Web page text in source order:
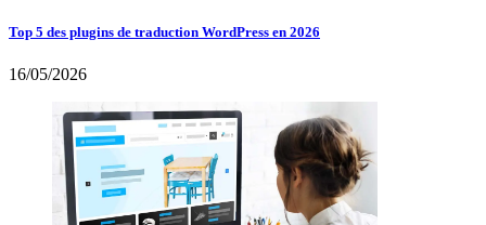
Top 5 des plugins de traduction WordPress en 2026
16/05/2026